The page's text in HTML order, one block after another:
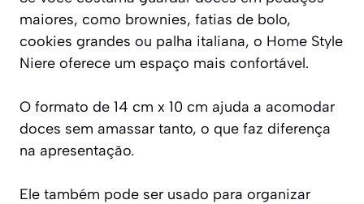
maiores, como brownies, fatias de bolo,
cookies grandes ou palha italiana, o Home Style
Niere oferece um espaço mais confortável.
O formato de 14 cm x 10 cm ajuda a acomodar
doces sem amassar tanto, o que faz diferença
na apresentação.
Ele também pode ser usado para organizar